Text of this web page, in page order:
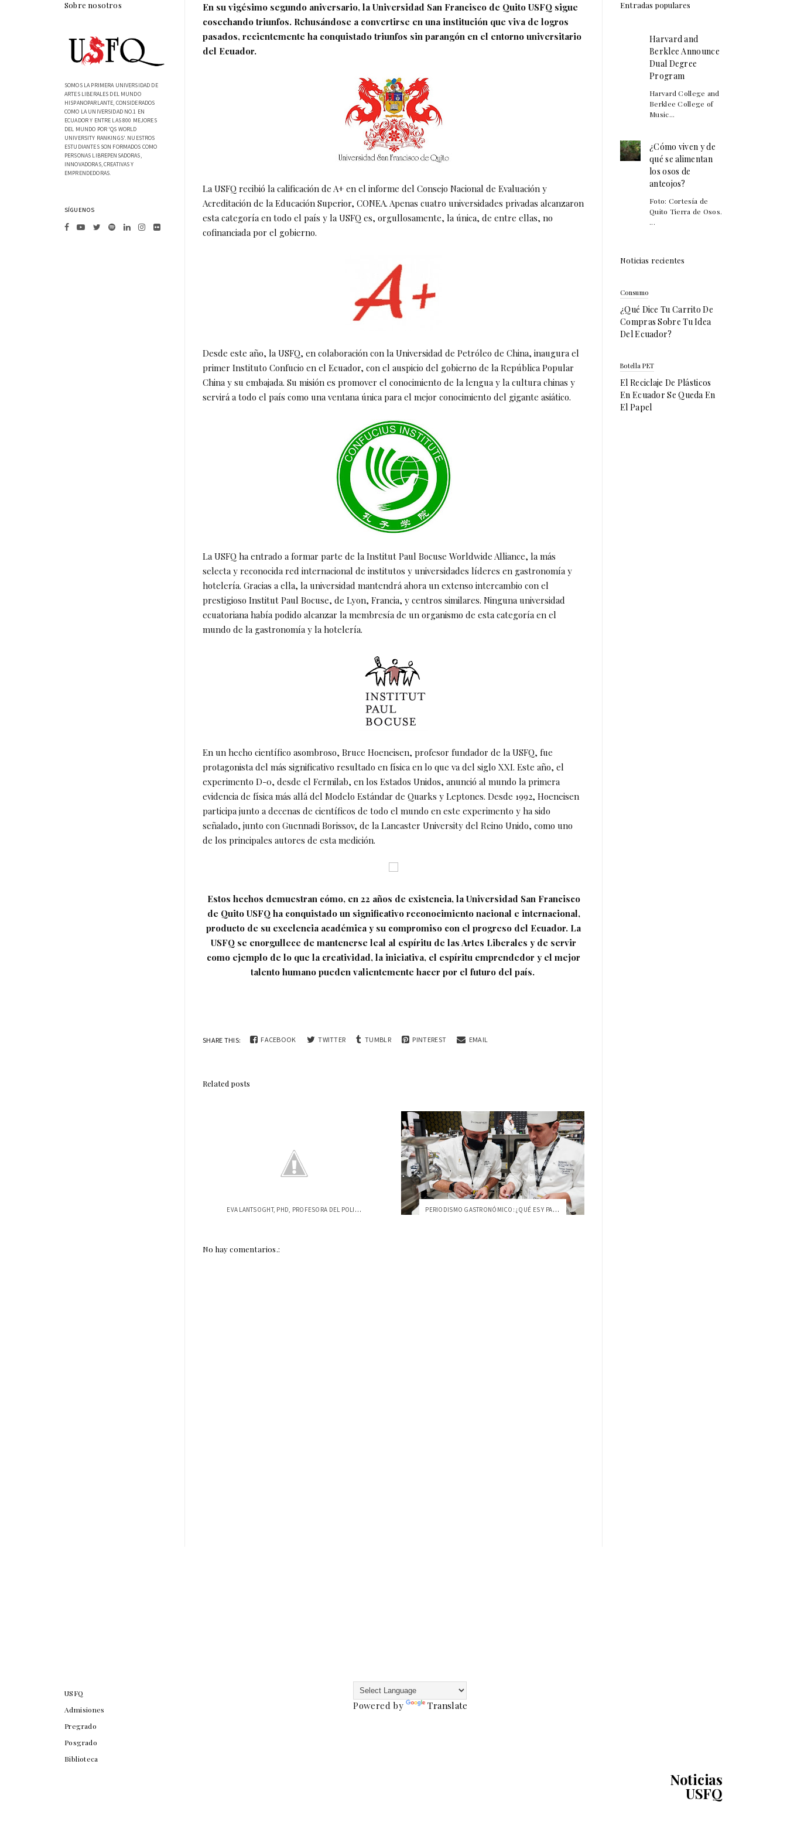
En su vigésimo segundo aniversario, la Universidad San Francisco de Quito USFQ sigue
cosechando triunfos. Rehusándose a convertirse en una institución que viva de logros
pasados, recientemente ha conquistado triunfos sin parangón en el entorno universitario
del Ecuador.
La USFQ recibió la calificación de A+ en el informe del Consejo Nacional de Evaluación y
Acreditación de la Educación Superior, CONEA. Apenas cuatro universidades privadas alcanzaron
esta categoría en todo el país y la USFQ es, orgullosamente, la única, de entre ellas, no
cofinanciada por el gobierno.
Desde este año, la USFQ, en colaboración con la Universidad de Petróleo de China, inaugura el
primer Instituto Confucio en el Ecuador, con el auspicio del gobierno de la República Popular
China y su embajada. Su misión es promover el conocimiento de la lengua y la cultura chinas y
servirá a todo el país como una ventana única para el mejor conocimiento del gigante asiático.
La USFQ ha entrado a formar parte de la Institut Paul Bocuse Worldwide Alliance, la más
selecta y reconocida red internacional de institutos y universidades líderes en gastronomía y
hotelería. Gracias a ella, la universidad mantendrá ahora un extenso intercambio con el
prestigioso Institut Paul Bocuse, de Lyon, Francia, y centros similares. Ninguna universidad
ecuatoriana había podido alcanzar la membresía de un organismo de esta categoría en el
mundo de la gastronomía y la hotelería.
En un hecho científico asombroso, Bruce Hoeneisen, profesor fundador de la USFQ, fue
protagonista del más significativo resultado en física en lo que va del siglo XXI. Este año, el
experimento D-0, desde el Fermilab, en los Estados Unidos, anunció al mundo la primera
evidencia de física más allá del Modelo Estándar de Quarks y Leptones. Desde 1992, Hoeneisen
participa junto a decenas de científicos de todo el mundo en este experimento y ha sido
señalado, junto con Guennadi Borissov, de la Lancaster University del Reino Unido, como uno
de los principales autores de esta medición.
Estos hechos demuestran cómo, en 22 años de existencia, la Universidad San Francisco
de Quito USFQ ha conquistado un significativo reconocimiento nacional e internacional,
producto de su excelencia académica y su compromiso con el progreso del Ecuador. La
USFQ se enorgullece de mantenerse leal al espíritu de las Artes Liberales y de servir
como ejemplo de lo que la creatividad, la iniciativa, el espíritu emprendedor y el mejor
talento humano pueden valientemente hacer por el futuro del país.
SHARE THIS: FACEBOOK TWITTER TUMBLR PINTEREST EMAIL
Related posts
EVA LANTSOGHT, PHD, PROFESORA DEL POLITÉ... PERIODISMO GASTRONÓMICO: ¿QUÉ ES Y PARA QUÉ SIRVE?
No hay comentarios.:
Sobre nosotros
SOMOS LA PRIMERA UNIVERSIDAD DE
ARTES LIBERALES DEL MUNDO
HISPANOPARLANTE, CONSIDERADOS
COMO LA UNIVERSIDAD NO.1 EN
ECUADOR Y ENTRE LAS 800 MEJORES
DEL MUNDO POR 'QS WORLD
UNIVERSITY RANKINGS'. NUESTROS
ESTUDIANTES SON FORMADOS COMO
PERSONAS LIBREPENSADORAS,
INNOVADORAS, CREATIVAS Y
EMPRENDEDORAS.
SÍGUENOS
Entradas populares
Harvard and
Berklee Announce
Dual Degree
Program
Harvard College and
Berklee College of
Music...
¿Cómo viven y de
qué se alimentan
los osos de
anteojos?
Foto: Cortesía de
Quito Tierra de Osos.
...
Noticias recientes
Consumo
¿Qué Dice Tu Carrito De
Compras Sobre Tu Idea
Del Ecuador?
Botella PET
El Reciclaje De Plásticos
En Ecuador Se Queda En
El Papel
USFQ
Admisiones
Pregrado
Posgrado
Biblioteca
Powered by Translate
Noticias
USFQ